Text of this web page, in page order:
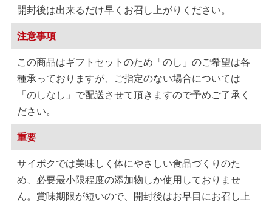
開封後は出来るだけ早くお召し上がりください。
注意事項
この商品はギフトセットのため「のし」のご希望は各
種承っておりますが、ご指定のない場合については
「のしなし」で配送させて頂きますので予めご了承く
ださい。
重要
サイボクでは美味しく体にやさしい食品づくりのた
め、必要最小限程度の添加物しか使用しておりませ
ん。賞味期限が短いので、開封後はお早目にお召し上